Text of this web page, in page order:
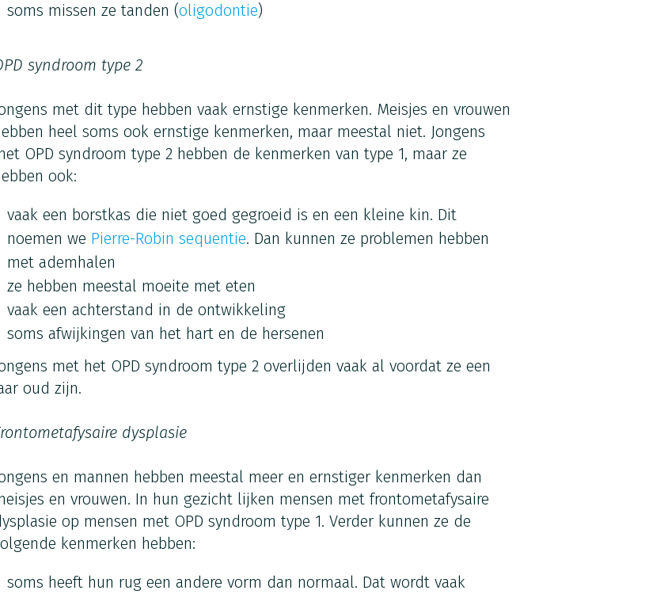
soms missen ze tanden (oligodontie)
syndroom type 2
met dit type hebben vaak ernstige kenmerken. Meisjes en vrouwen
heel soms ook ernstige kenmerken, maar meestal niet. Jongens
OPD syndroom type 2 hebben de kenmerken van type 1, maar ze
ook:
vaak een borstkas die niet goed gegroeid is en een kleine kin. Dit
noemen we Pierre-Robin sequentie. Dan kunnen ze problemen hebben
met ademhalen
ze hebben meestal moeite met eten
vaak een achterstand in de ontwikkeling
soms afwijkingen van het hart en de hersenen
met het OPD syndroom type 2 overlijden vaak al voordat ze een
oud zijn.
dysplasie
en mannen hebben meestal meer en ernstiger kenmerken dan
en vrouwen. In hun gezicht lijken mensen met frontometafysaire
op mensen met OPD syndroom type 1. Verder kunnen ze de
kenmerken hebben:
soms heeft hun rug een andere vorm dan normaal. Dat wordt vaak